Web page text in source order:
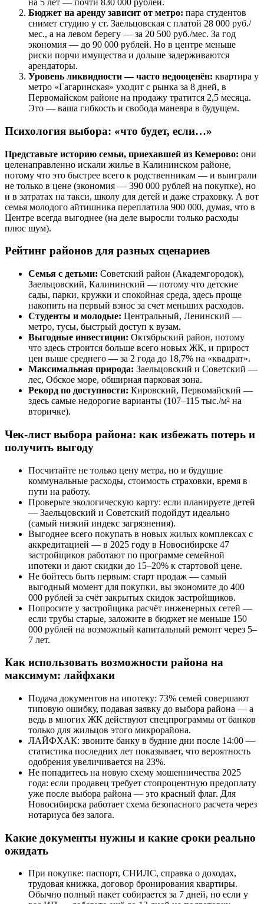
на 5 лет — почти 830 000 рублей.
Бюджет на аренду зависит от метро: пара студентов
снимет студию у ст. Заельцовская с платой 28 000 руб./
мес., а на левом берегу — за 20 500 руб./мес. За год
экономия — до 90 000 рублей. Но в центре меньше
риски порчи имущества и дольше задерживаются
арендаторы.
Уровень ликвидности — часто недооценён: квартира у
метро «Гагаринская» уходит с рынка за 8 дней, в
Первомайском районе на продажу тратится 2,5 месяца.
Это — ваша гибкость и свобода маневра в будущем.
Психология выбора: «что будет, если…»
Представьте историю семьи, приехавшей из Кемерово: они
целенаправленно искали жилье в Калининском районе,
потому что это быстрее всего к родственникам — и выиграли
не только в цене (экономия — 390 000 рублей на покупке), но
и в затратах на такси, школу для детей и даже страховку. А вот
семья молодого айтишника переплатила 900 000, думая, что в
Центре всегда выгоднее (на деле выросли только расходы
плюс шум).
Рейтинг районов для разных сценариев
Семья с детьми: Советский район (Академгородок),
Заельцовский, Калининский — потому что детские
сады, парки, кружки и спокойная среда, здесь проще
накопить на первый взнос за счет меньших расходов.
Студенты и молодые: Центральный, Ленинский —
метро, тусы, быстрый доступ к вузам.
Выгодные инвестиции: Октябрьский район, потому
что здесь строится больше всего новых ЖК, и прирост
цен выше среднего — за 2 года до 18,7% на «квадрат».
Максимальная природа: Заельцовский и Советский —
лес, Обское море, обширная парковая зона.
Рекорд по доступности: Кировский, Первомайский —
здесь самые недорогие варианты (107–115 тыс./м² на
вторичке).
Чек-лист выбора района: как избежать потерь и
получить выгоду
Посчитайте не только цену метра, но и будущие
коммунальные расходы, стоимость страховки, время в
пути на работу.
Проверьте экологическую карту: если планируете детей
— Заельцовский и Советский подойдут идеально
(самый низкий индекс загрязнения).
Выгоднее всего покупать в новых жилых комплексах с
аккредитацией — в 2025 году в Новосибирске 47
застройщиков работают по программе семейной
ипотеки и дают скидки до 15–20% к стартовой цене.
Не бойтесь быть первым: старт продаж — самый
выгодный момент для покупки, вы экономите до 400
000 рублей за счёт закрытых скидок застройщиков.
Попросите у застройщика расчёт инженерных сетей —
если трубы старые, заложите в бюджет не меньше 150
000 рублей на возможный капитальный ремонт через 5–
7 лет.
Как использовать возможности района на
максимум: лайфхаки
Подача документов на ипотеку: 73% семей совершают
типовую ошибку, подавая заявку до выбора района — а
ведь в многих ЖК действуют спецпрограммы от банков
только для жильцов этого микрорайона.
ЛАЙФХАК: звоните банку в будние дни после 14:00 —
статистика последних лет показывает, что вероятность
одобрения увеличивается на 23%.
Не попадитесь на новую схему мошенничества 2025
года: если продавец требует стопроцентную предоплату
уже после выбора района — это красный флаг. Для
Новосибирска работает схема безопасного расчета через
нотариуса без залога.
Какие документы нужны и какие сроки реально
ожидать
При покупке: паспорт, СНИЛС, справка о доходах,
трудовая книжка, договор бронирования квартиры.
Обычно полный пакет собирается за 7 дней, но если у